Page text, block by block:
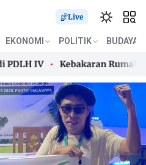
Live
EKONOMI POLITIK BUDAYA
IV Kebakaran Rumah
IV Kebakaran Rumah